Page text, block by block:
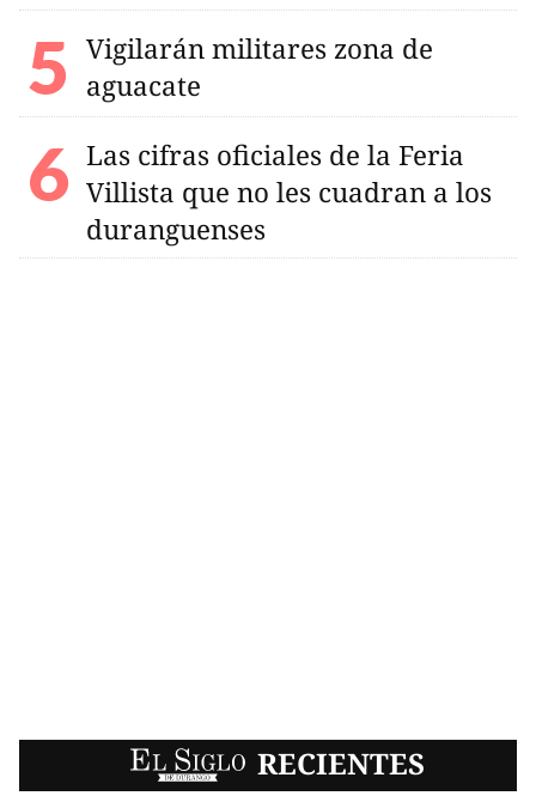
Vigilarán militares zona de
aguacate
Las cifras oficiales de la Feria
Villista que no les cuadran a los
duranguenses
EL SIGLO RECIENTES